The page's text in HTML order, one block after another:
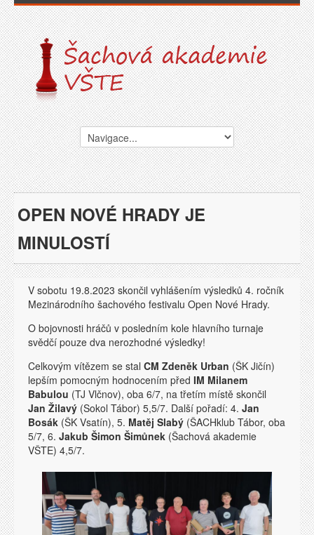
OPEN NOVÉ HRADY JE
MINULOSTÍ
V sobotu 19.8.2023 skončil vyhlášením výsledků 4. ročník
Mezinárodního šachového festivalu Open Nové Hrady.
O bojovnosti hráčů v posledním kole hlavního turnaje
svědčí pouze dva nerozhodné výsledky!
Celkovým vítězem se stal CM Zdeněk Urban (ŠK Jičín)
lepším pomocným hodnocením před IM Milanem
Babulou (TJ Vlčnov), oba 6/7, na třetím místě skončil
Jan Žilavý (Sokol Tábor) 5,5/7. Další pořadí: 4. Jan
Bosák (ŠK Vsatín), 5. Matěj Slabý (ŠACHklub Tábor, oba
5/7, 6. Jakub Šimon Šimůnek (Šachová akademie
VŠTE) 4,5/7.